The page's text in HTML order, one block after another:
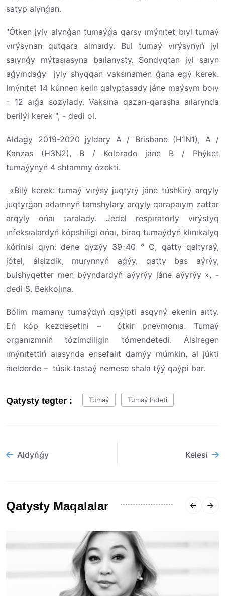
satyp alynǵan.
"Ótken jyly alynǵan tumaýǵa qarsy ımýnıtet bıyl tumaý
vırýsynan qutqara almaıdy. Bul tumaý vırýsynyń jyl
saıynǵy mýtasıasyna baılanysty. Sondyqtan jyl saıyn
aǵymdaǵy jyly shyqqan vaksınamen ǵana egý kerek.
Imýnıtet 14 kúnnen keıin qalyptasady jáne maýsym boıy
- 12 aıǵa sozylady. Vaksına qazan-qarasha aılarynda
berilýi kerek ", - dedi ol.
Aldaǵy 2019-2020 jyldary A / Brisbane (H1N1), A /
Kanzas (H3N2), B / Kolorado jáne B / Phýket
tumaýynyń 4 shtammy ózekti.
«Bilý kerek: tumaý vırýsy juqtyrý jáne túshkirý arqyly
juqtyrǵan adamnyń tamshylary arqyly qarapaıym zattar
arqyly ońaı taralady. Jedel respıratorly vırýstyq
ınfeksıalardyń kópshiligi ońaı, biraq tumaýdyń klınıkalyq
kórinisi qıyn: dene qyzýy 39-40 ° C, qatty qaltyraý,
jótel, álsizdik, murynnyń aǵýy, qatty bas aýrýy,
bulshyqetter men býyndardyń aýyrýy jáne aýyrýy », -
dedi S. Bekkojına.
Bólim mamany tumaýdyń qaýipti asqyný ekenin aıtty.
Eń kóp kezdesetini – ótkir pnevmonıa. Tumaý
organızmniń tózimdiligin tómendetedi. Álsiregen
ımýnıtettiń aıasynda ensefalıt damýy múmkin, al júkti
áıelderde – túsik tastaý nemese shala týý qaýpi bar.
Qatysty tegter : Tumaý Tumaý Indeti
Aldyńǵy Kelesi
Qatysty Maqalalar